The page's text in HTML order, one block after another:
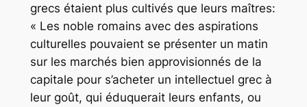
grecs étaient plus cultivés que leurs maîtres:
« Les noble romains avec des aspirations
culturelles pouvaient se présenter un matin
sur les marchés bien approvisionnés de la
capitale pour s’acheter un intellectuel grec à
leur goût, qui éduquerait leurs enfants, ou